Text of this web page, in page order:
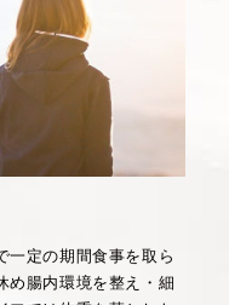
一定の期間食事を取ら
め腸内環境を整え・細